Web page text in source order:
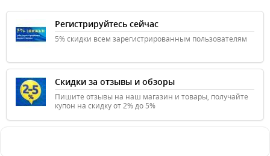
Регистрируйтесь сейчас
5% скидки всем зарегистрированным пользователям
Скидки за отзывы и обзоры
Пишите отзывы на наш магазин и товары, получайте
купон на скидку от 2% до 5%